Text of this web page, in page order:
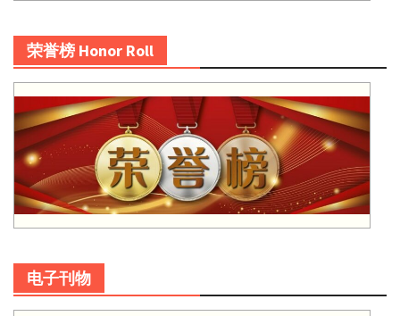
荣誉榜 Honor Roll
电子刊物